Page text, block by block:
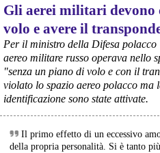
Gli aerei militari
volo e avere il
Per il ministro della Difesa polacco
aereo militare russo operava nello
"senza un piano di volo e con il
violato lo spazio aereo polacco ma
identificazione sono state attivate.
Il primo effetto di un eccessivo
della propria personalità. Si è tanto